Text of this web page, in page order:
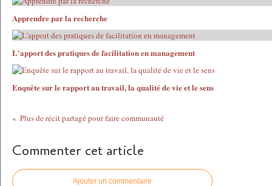
Apprendre par la recherche
L'apport des pratiques de facilitation en management
Enquête sur le rapport au travail, la qualité de vie et le sens
Plus de récit partagé pour faire communauté
Commenter cet article
Ajouter un commentaire